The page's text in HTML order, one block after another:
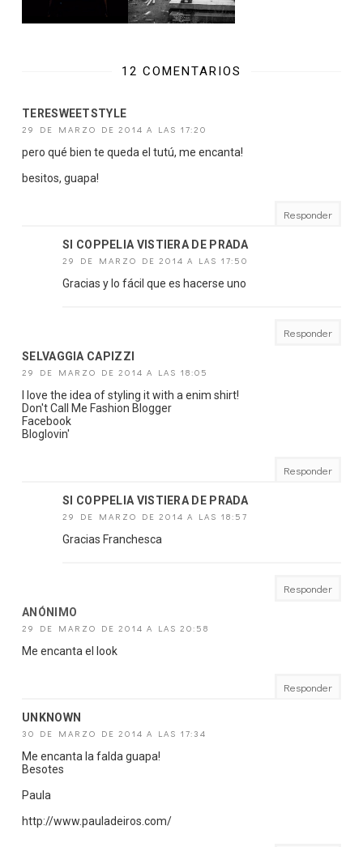
12 COMENTARIOS
TERESWEETSTYLE
29 DE MARZO DE 2014 A LAS 17:20
pero qué bien te queda el tutú, me encanta!
besitos, guapa!
Responder
SI COPPELIA VISTIERA DE PRADA
29 DE MARZO DE 2014 A LAS 17:50
Gracias y lo fácil que es hacerse uno
Responder
SELVAGGIA CAPIZZI
29 DE MARZO DE 2014 A LAS 18:05
I love the idea of styling it with a enim shirt!
Don't Call Me Fashion Blogger
Facebook
Bloglovin'
Responder
SI COPPELIA VISTIERA DE PRADA
29 DE MARZO DE 2014 A LAS 18:57
Gracias Franchesca
Responder
ANÓNIMO
29 DE MARZO DE 2014 A LAS 20:58
Me encanta el look
Responder
UNKNOWN
30 DE MARZO DE 2014 A LAS 17:34
Me encanta la falda guapa!
Besotes
Paula
http://www.pauladeiros.com/